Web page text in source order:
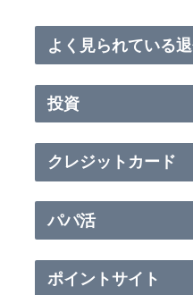
よく見られている
投資
クレジットカード
パパ活
ポイントサイト